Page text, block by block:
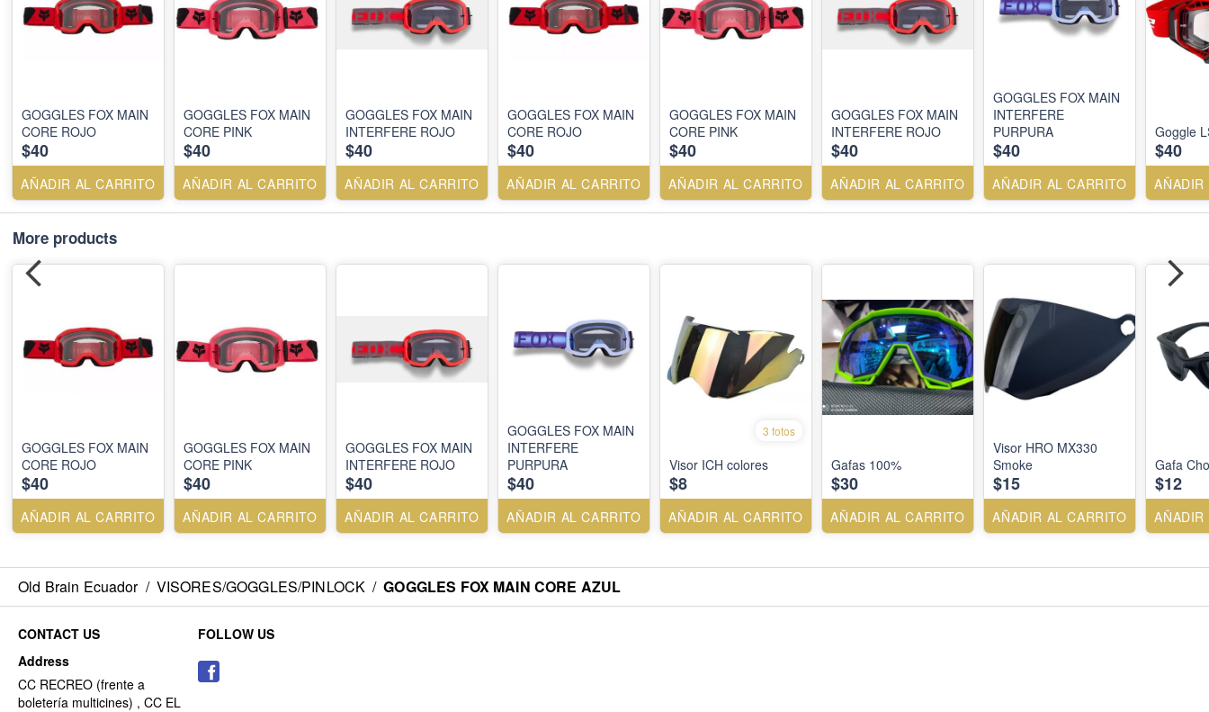
GOGGLES FOX MAIN
CORE ROJO
$40
AÑADIR AL CARRITO
GOGGLES FOX MAIN
CORE PINK
$40
AÑADIR AL CARRITO
GOGGLES FOX MAIN
INTERFERE ROJO
$40
AÑADIR AL CARRITO
GOGGLES FOX MAIN
CORE ROJO
$40
AÑADIR AL CARRITO
GOGGLES FOX MAIN
CORE PINK
$40
AÑADIR AL CARRITO
GOGGLES FOX MAIN
INTERFERE ROJO
$40
AÑADIR AL CARRITO
GOGGLES FOX MAIN
INTERFERE
PURPURA
$40
AÑADIR AL CARRITO
Goggle
$40
AÑADIR
More products
GOGGLES FOX MAIN
CORE ROJO
$40
AÑADIR AL CARRITO
GOGGLES FOX MAIN
CORE PINK
$40
AÑADIR AL CARRITO
GOGGLES FOX MAIN
INTERFERE ROJO
$40
AÑADIR AL CARRITO
GOGGLES FOX MAIN
INTERFERE
PURPURA
$40
AÑADIR AL CARRITO
3 fotos
Visor ICH colores
$8
AÑADIR AL CARRITO
Gafas 100%
$30
AÑADIR AL CARRITO
Visor HRO MX330
Smoke
$15
AÑADIR AL CARRITO
Gafa
$12
AÑADIR
Old Brain Ecuador / VISORES/GOGGLES/PINLOCK / GOGGLES FOX MAIN CORE AZUL
CONTACT US
Address
CC RECREO (frente a
boletería multicines) , CC EL
FOLLOW US